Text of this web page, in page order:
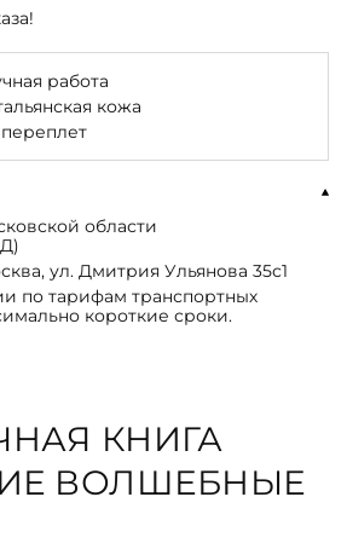
работа
кожа
области
ул. Дмитрия Ульянова 35с1
по тарифам транспортных
короткие сроки.
КНИГА
ВОЛШЕБНЫЕ